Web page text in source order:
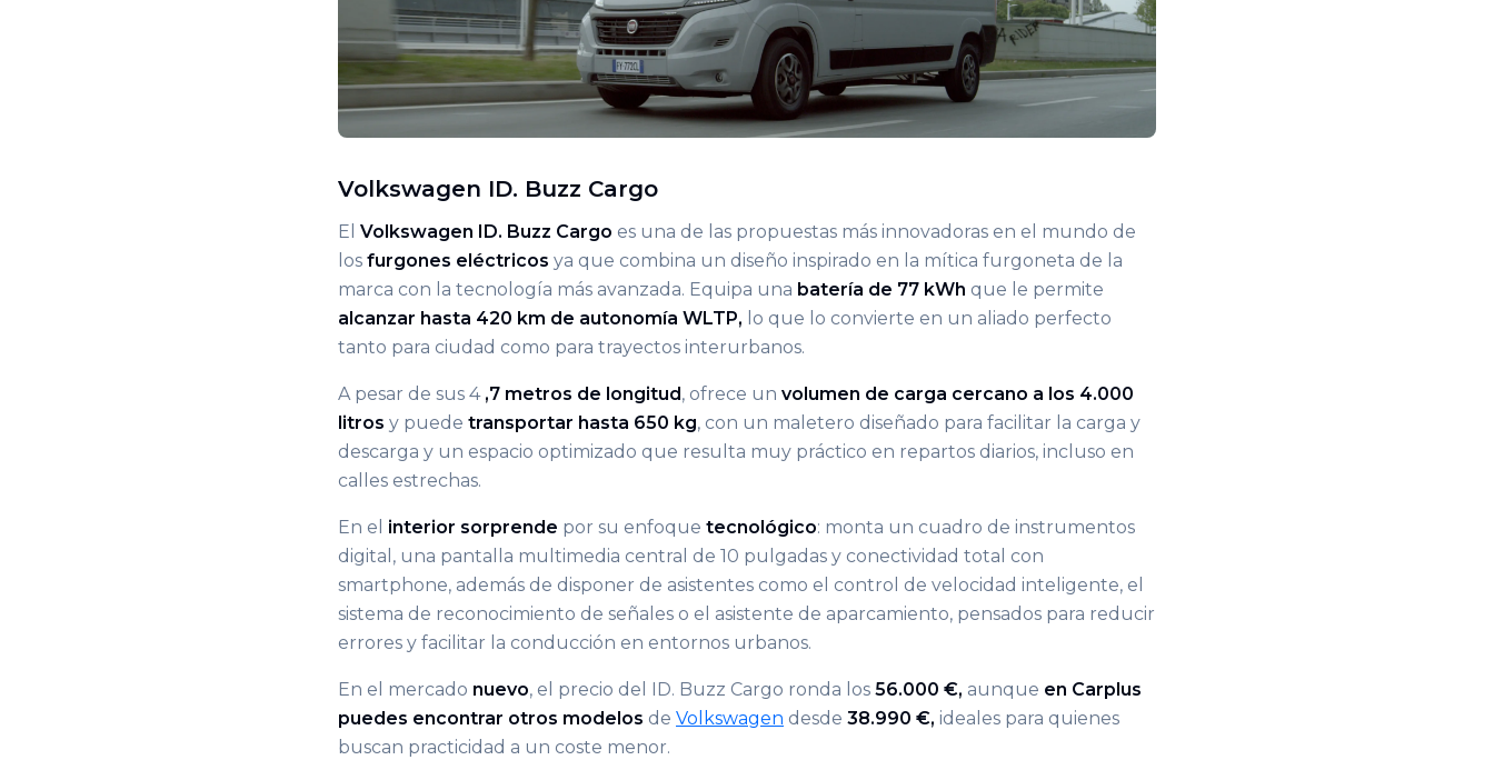
Volkswagen ID. Buzz Cargo
El Volkswagen ID. Buzz Cargo es una de las propuestas más innovadoras en el mundo de
los furgones eléctricos ya que combina un diseño inspirado en la mítica furgoneta de la
marca con la tecnología más avanzada. Equipa una batería de 77 kWh que le permite
alcanzar hasta 420 km de autonomía WLTP, lo que lo convierte en un aliado perfecto
tanto para ciudad como para trayectos interurbanos.
A pesar de sus 4 ,7 metros de longitud , ofrece un volumen de carga cercano a los 4.000
litros y puede transportar hasta 650 kg, con un maletero diseñado para facilitar la carga y
descarga y un espacio optimizado que resulta muy práctico en repartos diarios, incluso en
calles estrechas.
En el interior sorprende por su enfoque tecnológico: monta un cuadro de instrumentos
digital, una pantalla multimedia central de 10 pulgadas y conectividad total con
smartphone, además de disponer de asistentes como el control de velocidad inteligente, el
sistema de reconocimiento de señales o el asistente de aparcamiento, pensados para reducir
errores y facilitar la conducción en entornos urbanos.
En el mercado nuevo, el precio del ID. Buzz Cargo ronda los 56.000 €, aunque en Carplus
puedes encontrar otros modelos de Volkswagen desde 38.990 €, ideales para quienes
buscan practicidad a un coste menor.